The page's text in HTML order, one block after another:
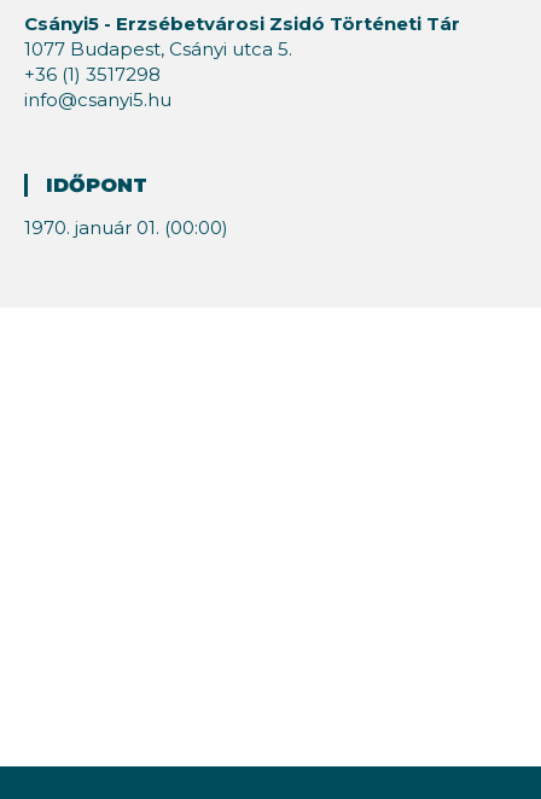
Csányi5 - Erzsébetvárosi Zsidó Történeti Tár
1077 Budapest, Csányi utca 5.
+36 (1) 3517298
info@csanyi5.hu
IDŐPONT
1970. január 01. (00:00)